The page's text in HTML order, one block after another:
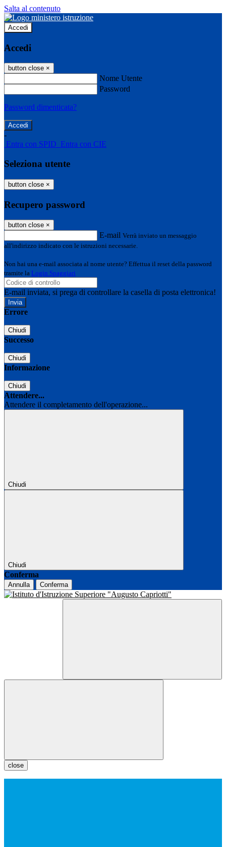
Salta al contenuto
Accedi
Accedi
button close ×
Nome Utente
Password
Password dimenticata?
-
Entra con SPID Entra con CIE
Seleziona utente
button close ×
Recupero password
button close ×
E-mail Verrà inviato un messaggio
all'indirizzo indicato con le istruzioni necessarie.
Non hai una e-mail associata al nome utente? Effettua il reset della password
tramite la Login Spaggiari
E-mail inviata, si prega di controllare la casella di posta elettronica!
Errore
Chiudi
Successo
Chiudi
Informazione
Chiudi
Attendere...
Attendere il completamento dell'operazione...
Chiudi
Chiudi
Conferma
Annulla Conferma
close